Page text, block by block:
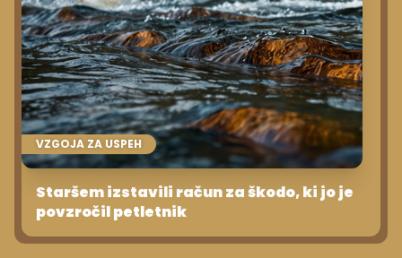
VZGOJA ZA USPEH
Staršem izstavili račun za škodo, ki jo je
povzročil petletnik